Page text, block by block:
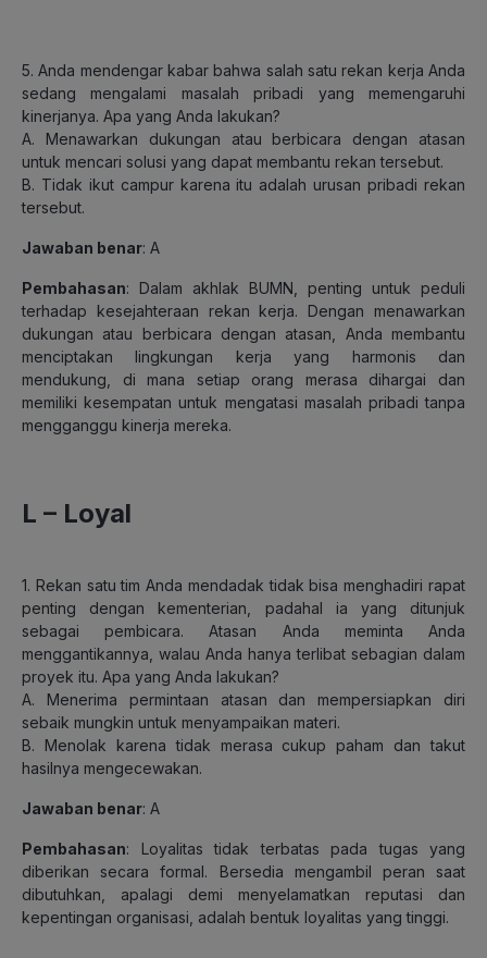
5. Anda mendengar kabar bahwa salah satu rekan kerja Anda
sedang mengalami masalah pribadi yang memengaruhi
kinerjanya. Apa yang Anda lakukan?
A. Menawarkan dukungan atau berbicara dengan atasan
untuk mencari solusi yang dapat membantu rekan tersebut.
B. Tidak ikut campur karena itu adalah urusan pribadi rekan
tersebut.
Jawaban benar: A
Pembahasan: Dalam akhlak BUMN, penting untuk peduli
terhadap kesejahteraan rekan kerja. Dengan menawarkan
dukungan atau berbicara dengan atasan, Anda membantu
menciptakan lingkungan kerja yang harmonis dan
mendukung, di mana setiap orang merasa dihargai dan
memiliki kesempatan untuk mengatasi masalah pribadi tanpa
mengganggu kinerja mereka.
L – Loyal
1. Rekan satu tim Anda mendadak tidak bisa menghadiri rapat
penting dengan kementerian, padahal ia yang ditunjuk
sebagai pembicara. Atasan Anda meminta Anda
menggantikannya, walau Anda hanya terlibat sebagian dalam
proyek itu. Apa yang Anda lakukan?
A. Menerima permintaan atasan dan mempersiapkan diri
sebaik mungkin untuk menyampaikan materi.
B. Menolak karena tidak merasa cukup paham dan takut
hasilnya mengecewakan.
Jawaban benar: A
Pembahasan: Loyalitas tidak terbatas pada tugas yang
diberikan secara formal. Bersedia mengambil peran saat
dibutuhkan, apalagi demi menyelamatkan reputasi dan
kepentingan organisasi, adalah bentuk loyalitas yang tinggi.